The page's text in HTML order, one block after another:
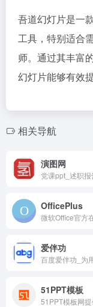
吾道幻灯片是一
工具，特别适合
师。通过其丰富
幻灯片能够有效
相关导航
演图网
OfficePlus
爱伴功
51PPT模板